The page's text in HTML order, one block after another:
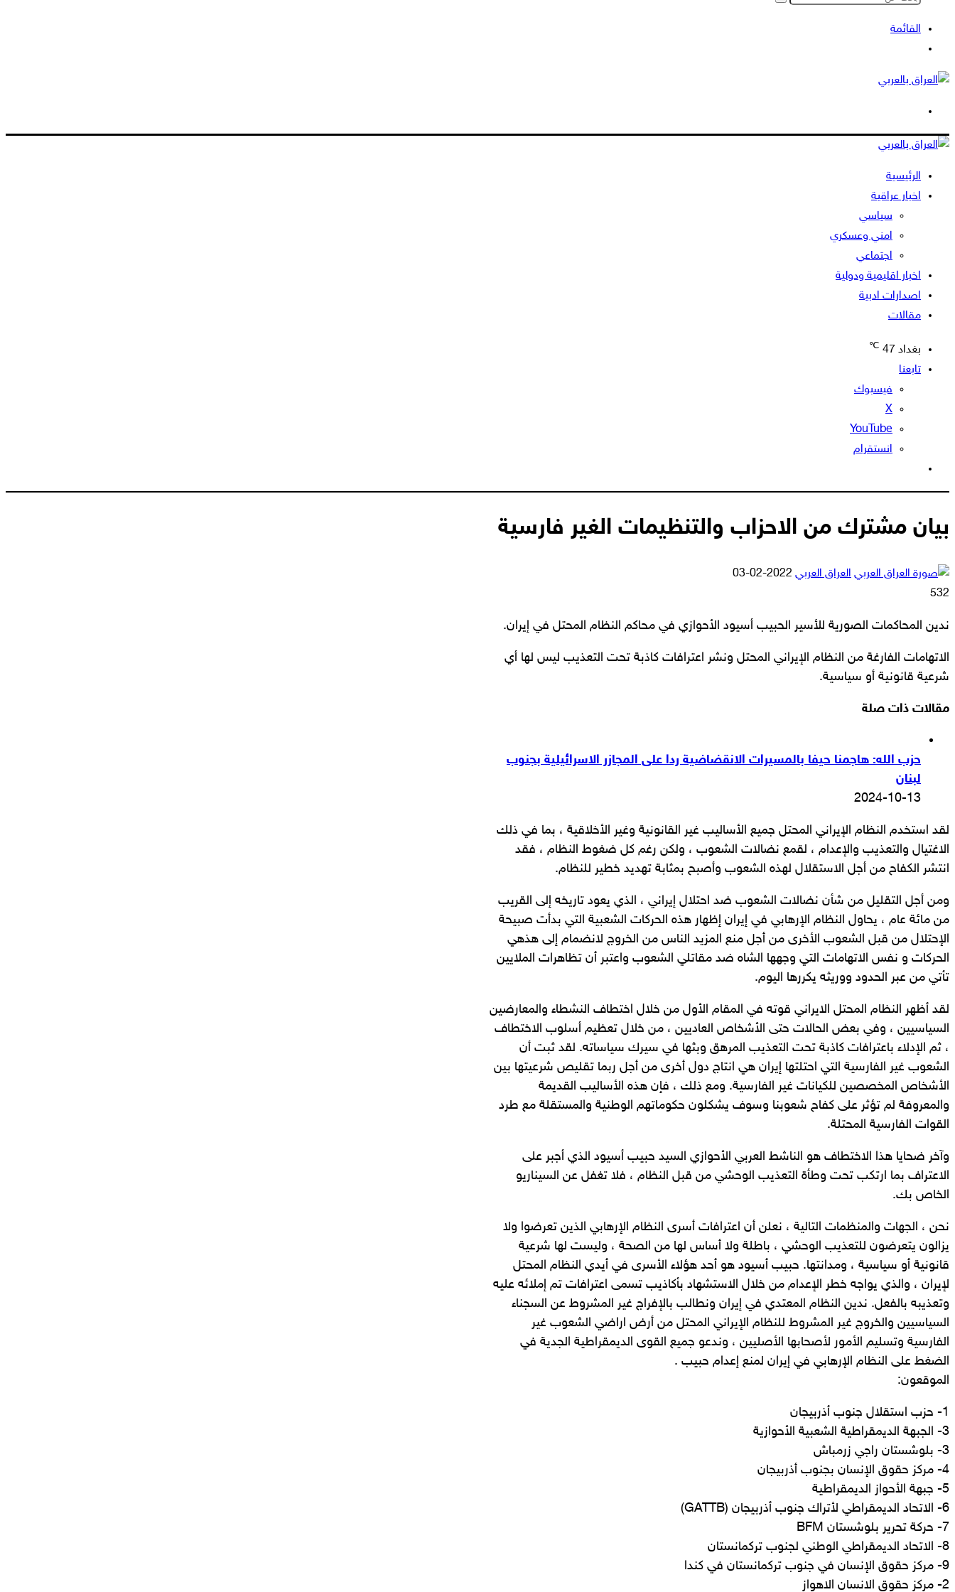
بحث
القائمة
المظلم
الرئيسية
اخبار عراقية
سياسي
امني وعسكري
اجتماعي
اخبار اقليمية ودولية
اصدارات ادبية
مقالات
بغداد 47
℃
تابعنا
فيسبوك
‫X
‫YouTube
انستقرام
المظلم
بيان مشترك من الاحزاب والتنظيمات الغير فارسية
العراق العربي أرسل
2022-02-03
532
ندين المحاكمات الصورية للأسير الحبيب أسيود الأحوازي في محاكم النظام المحتل في إيران.
الاتهامات الفارغة من النظام الإيراني المحتل ونشر اعترافات كاذبة تحت التعذيب ليس لها أي
شرعية قانونية أو سياسية.
مقالات ذات صلة
حزب الله: هاجمنا حيفا بالمسيرات الانقضاضية ردا على المجازر الاسرائيلية بجنوب
لبنان
2024-10-13
لقد استخدم النظام الإيراني المحتل جميع الأساليب غير القانونية وغير الأخلاقية ، بما في ذلك
الاغتيال والتعذيب والإعدام ، لقمع نضالات الشعوب ، ولكن رغم كل ضغوط النظام ، فقد
انتشر الكفاح من أجل الاستقلال لهذه الشعوب وأصبح بمثابة تهديد خطير للنظام.
ومن أجل التقليل من شأن نضالات الشعوب ضد احتلال إيراني ، الذي يعود تاريخه إلى القريب
من مائة عام ، يحاول النظام الإرهابي في إيران إظهار هذه الحركات الشعبية التي بدأت صبيحة
الإحتلال من قبل الشعوب الأخرى من أجل منع المزيد الناس من الخروج لانضمام إلى هذهي
الحركات و نفس الاتهامات التي وجهها الشاه ضد مقاتلي الشعوب واعتبر أن تظاهرات الملايين
تأتي من عبر الحدود ووريثه يكررها اليوم.
لقد أظهر النظام المحتل الايراني قوته في المقام الأول من خلال اختطاف النشطاء والمعارضين
السياسيين ، وفي بعض الحالات حتى الأشخاص العاديين ، من خلال تعظيم أسلوب الاختطاف
، ثم الإدلاء باعترافات كاذبة تحت التعذيب المرهق وبثها في سيرك سياساته. لقد ثبت أن
الشعوب غير الفارسية التي احتلتها إيران هي انتاج دول أخرى من أجل ربما تقليص شرعيتها بين
الأشخاص المخصصين للكيانات غير الفارسية. ومع ذلك ، فإن هذه الأساليب القديمة
والمعروفة لم تؤثر على كفاح شعوبنا وسوف يشكلون حكوماتهم الوطنية والمستقلة مع طرد
القوات الفارسية المحتلة.
وآخر ضحايا هذا الاختطاف هو الناشط العربي الأحوازي السيد حبيب أسيود الذي أجبر على
الاعتراف بما ارتكب تحت وطأة التعذيب الوحشي من قبل النظام ، فلا تغفل عن السيناريو
الخاص بك.
نحن ، الجهات والمنظمات التالية ، نعلن أن اعترافات أسرى النظام الإرهابي الذين تعرضوا ولا
يزالون يتعرضون للتعذيب الوحشي ، باطلة ولا أساس لها من الصحة ، وليست لها شرعية
قانونية أو سياسية ، ومدانتها. حبيب أسيود هو أحد هؤلاء الأسرى في أيدي النظام المحتل
لإيران ، والذي يواجه خطر الإعدام من خلال الاستشهاد بأكاذيب تسمى اعترافات تم إملائه عليه
وتعذيبه بالفعل. ندين النظام المعتدي في إيران ونطالب بالإفراج غير المشروط عن السجناء
السياسيين والخروج غير المشروط للنظام الإيراني المحتل من أرض اراضي الشعوب غير
الفارسية وتسليم الأمور لأصحابها الأصليين ، وندعو جميع القوى الديمقراطية الجدية في
الضغط على النظام الإرهابي في إيران لمنع إعدام حبيب .
الموقعون:
1- حزب استقلال جنوب أذربيجان
3- الجبهة الديمقراطية الشعبية الأحوازية
3- بلوشستان راجي زرمباش
4- مركز حقوق الإنسان بجنوب أذربيجان
5- جبهة الأحواز الديمقراطية
6- الاتحاد الديمقراطي لأتراك جنوب أذربيجان (GATTB)
7- حركة تحرير بلوشستان BFM
8- الاتحاد الديمقراطي الوطني لجنوب تركمانستان
9- مركز حقوق الإنسان في جنوب تركمانستان في كندا
2- مركز حقوق الانسان الاهواز